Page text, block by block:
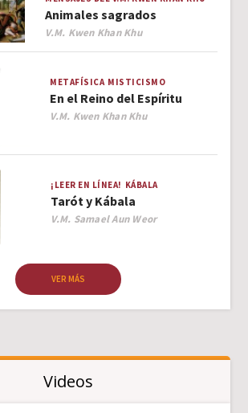
Animales sagrados
Author
V.M. Kwen Khan Khu
METAFÍSICA MISTICISMO
En el Reino del Espíritu
Author
V.M. Kwen Khan Khu
¡LEER EN LÍNEA! KÁBALA
Tarót y Kábala
Author
V.M. Samael Aun Weor
VER MÁS
Videos